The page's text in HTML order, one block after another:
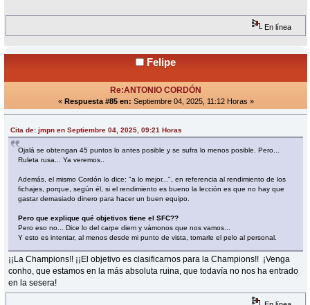
En línea
Felipe
Re:ANTONIO CORDÓN
« Respuesta #85 en: Septiembre 04, 2025, 11:12 Horas »
Cita de: jmpn en Septiembre 04, 2025, 09:21 Horas
Ojalá se obtengan 45 puntos lo antes posible y se sufra lo menos posible. Pero...
Ruleta rusa... Ya veremos..
Además, el mismo Cordón lo dice: "a lo mejor...", en referencia al rendimiento de los
fichajes, porque, según él, si el rendimiento es bueno la lección es que no hay que
gastar demasiado dinero para hacer un buen equipo.
Pero que explique qué objetivos tiene el SFC??
Pero eso no... Dice lo del carpe diem y vámonos que nos vamos...
Y esto es intentar, al menos desde mi punto de vista, tomarle el pelo al personal.
¡¡La Champions!! ¡¡El objetivo es clasificarnos para la Champions!! ¡Venga
conho, que estamos en la más absoluta ruina, que todavía no nos ha entrado
en la sesera!